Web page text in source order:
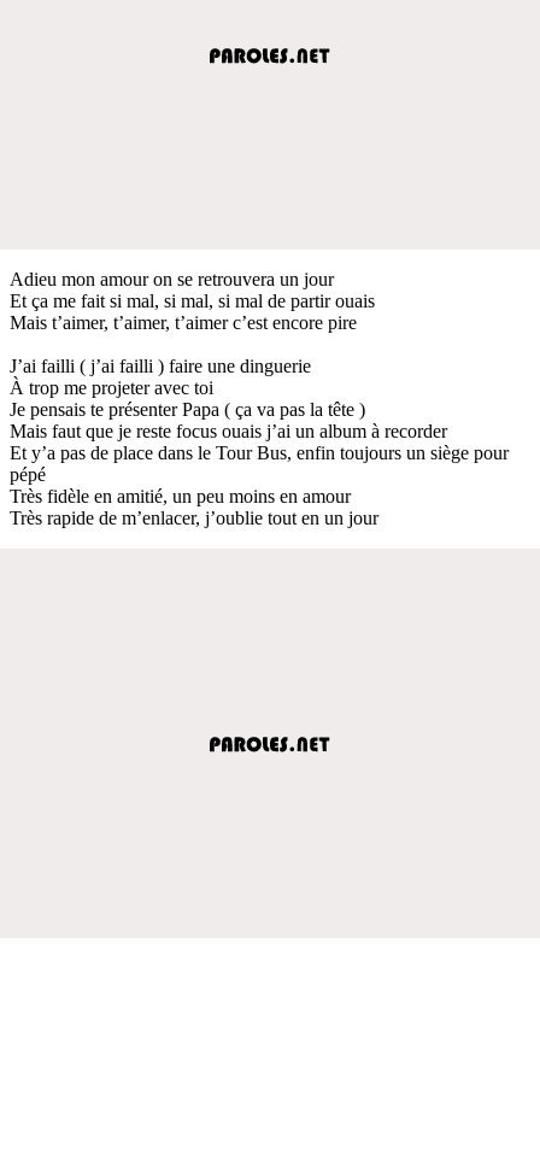
Adieu mon amour on se retrouvera un jour
Et ça me fait si mal, si mal, si mal de partir ouais
Mais t’aimer, t’aimer, t’aimer c’est encore pire
J’ai failli ( j’ai failli ) faire une dinguerie
À trop me projeter avec toi
Je pensais te présenter Papa ( ça va pas la tête )
Mais faut que je reste focus ouais j’ai un album à recorder
Et y’a pas de place dans le Tour Bus, enfin toujours un siège pour
pépé
Très fidèle en amitié, un peu moins en amour
Très rapide de m’enlacer, j’oublie tout en un jour